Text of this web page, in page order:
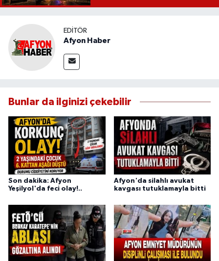
EDITÖR
Afyon Haber
Bunlar da ilginizi çekebilir
Son dakika: Afyon
Yeşilyol'da feci olay!..
Afyon'da silahlı avukat
kavgası tutuklamayla bitti